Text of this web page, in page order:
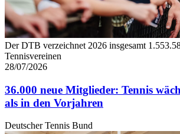
Der DTB verzeichnet 2026 insgesamt
Tennisvereinen
28/07/2026
36.000 neue Mitglieder: Tennis
als in den Vorjahren
Deutscher Tennis Bund